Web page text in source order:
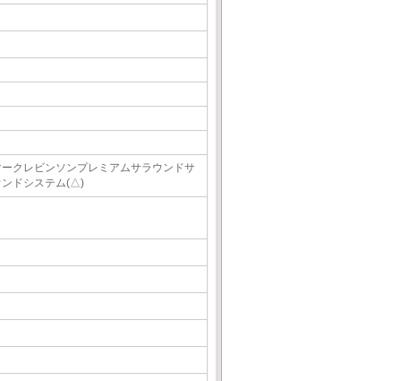
ークレビンソンプレミアムサラウンドサ
ンドシステム(△)